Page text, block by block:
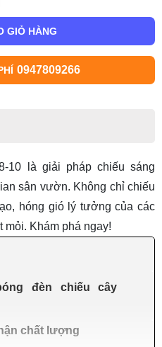
GIỎ HÀNG
0947809266
10 là giải pháp chiếu sáng
sân vườn. Không chỉ chiếu
hóng gió lý tưởng của các
mỏi. Khám phá ngay!
đèn chiếu cây
chất lượng